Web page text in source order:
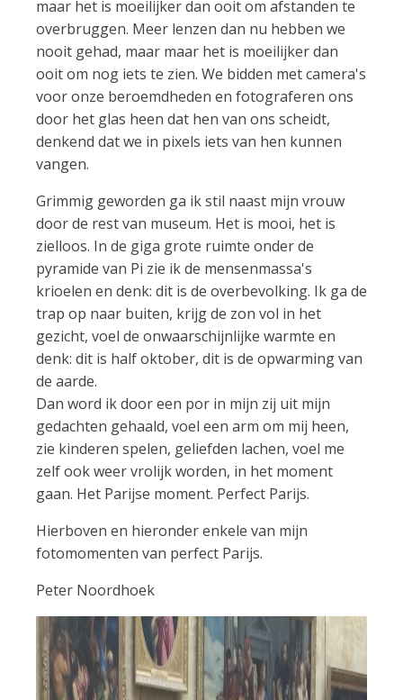
maar het is moeilijker dan ooit om afstanden te
overbruggen. Meer lenzen dan nu hebben we
nooit gehad, maar maar het is moeilijker dan
ooit om nog iets te zien. We bidden met camera's
voor onze beroemdheden en fotograferen ons
door het glas heen dat hen van ons scheidt,
denkend dat we in pixels iets van hen kunnen
vangen.
Grimmig geworden ga ik stil naast mijn vrouw
door de rest van museum. Het is mooi, het is
zielloos. In de giga grote ruimte onder de
pyramide van Pi zie ik de mensenmassa's
krioelen en denk: dit is de overbevolking. Ik ga de
trap op naar buiten, krijg de zon vol in het
gezicht, voel de onwaarschijnlijke warmte en
denk: dit is half oktober, dit is de opwarming van
de aarde.
Dan word ik door een por in mijn zij uit mijn
gedachten gehaald, voel een arm om mij heen,
zie kinderen spelen, geliefden lachen, voel me
zelf ook weer vrolijk worden, in het moment
gaan. Het Parijse moment. Perfect Parijs.
Hierboven en hieronder enkele van mijn
fotomomenten van perfect Parijs.
Peter Noordhoek